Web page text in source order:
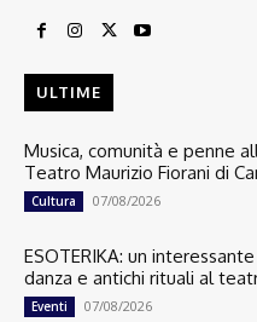
ULTIME
Musica, comunità e penne
Teatro Maurizio Fiorani di
Cultura 07/08/2026
ESOTERIKA: un
danza e antichi rituali al
Eventi 07/08/2026